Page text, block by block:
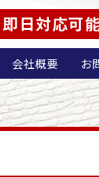
即日対応可
会社概要 お